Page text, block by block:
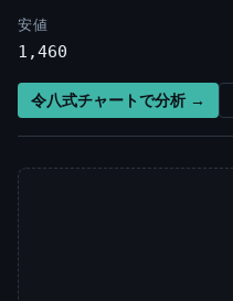
安値
1,460
令八式チャートで分析 →